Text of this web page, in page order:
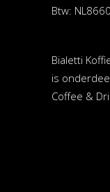
Btw:
Bialetti
is
Coffee &